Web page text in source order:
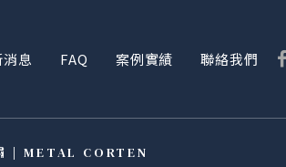
息 FAQ 案例實績 聯絡我們
| METAL CORTEN